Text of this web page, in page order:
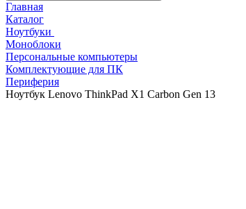
Главная
Каталог
Ноутбуки
Моноблоки
Персональные компьютеры
Комплектующие для ПК
Периферия
Ноутбук Lenovo ThinkPad X1 Carbon Gen 13